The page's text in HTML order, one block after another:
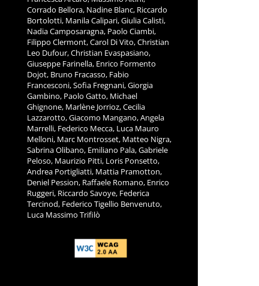
Corrado Bellora, Nadine Blanc, Riccardo
Bortolotti, Manila Calipari, Giulia Calisti,
Nadia Camposaragna, Paolo Ciambi,
Filippo Clermont, Carol Di Vito, Christian
Leo Dufour, Christian Evaspasiano,
Giuseppe Farinella, Enrico Formento
Dojot, Bruno Fracasso, Fabio
Francesconi, Sofia Fregnani, Giorgia
Gambino, Paolo Gatto, Michael
Ghignone, Marlène Jorrioz, Cecilia
Lazzarotto, Giacomo Mangano, Angela
Marrelli, Federico Mecca, Luca Mauro
Melloni, Marc Montrosset, Matteo Nigra,
Sabrina Olibano, Emiliano Pala, Gabriele
Peloso, Maurizio Pitti, Loris Ponsetto,
Andrea Portigliatti, Mattia Pramotton,
Deniel Pession, Raffaele Romano, Enrico
Ruggeri, Riccardo Savoye, Federica
Tercinod, Federico Tigellio Benvenuto,
Luca Massimo Trifilò